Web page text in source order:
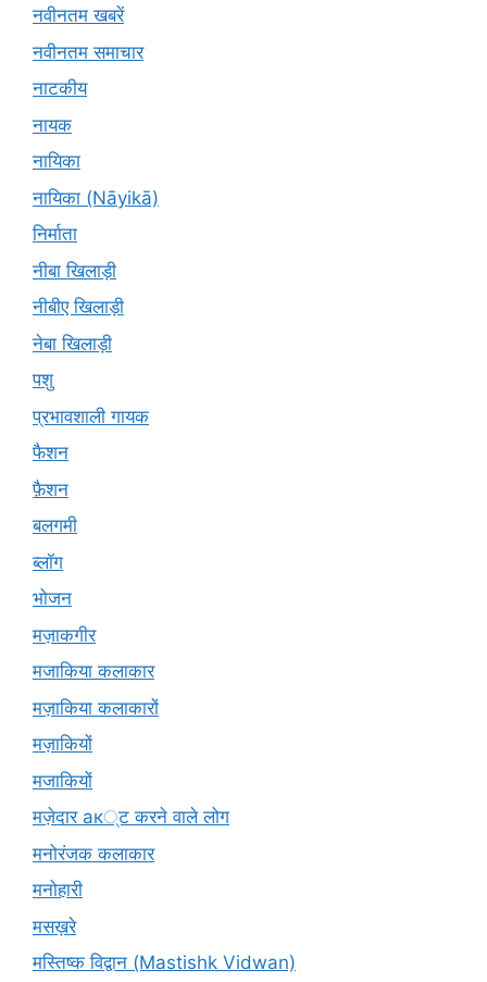
नवीनतम खबरें
नवीनतम समाचार
नाटकीय
नायक
नायिका
नायिका (Nāyikā)
निर्माता
नीबा खिलाड़ी
नीबीए खिलाड़ी
नेबा खिलाड़ी
पशु
प्रभावशाली गायक
फैशन
फ़ैशन
बलगमी
ब्लॉग
भोजन
मज़ाकगीर
मजाकिया कलाकार
मज़ाकिया कलाकारों
मज़ाकियों
मजाकियों
मज़ेदार ак्ट करने वाले लोग
मनोरंजक कलाकार
मनोहारी
मसख़रे
मस्तिष्क विद्वान (Mastishk Vidwan)